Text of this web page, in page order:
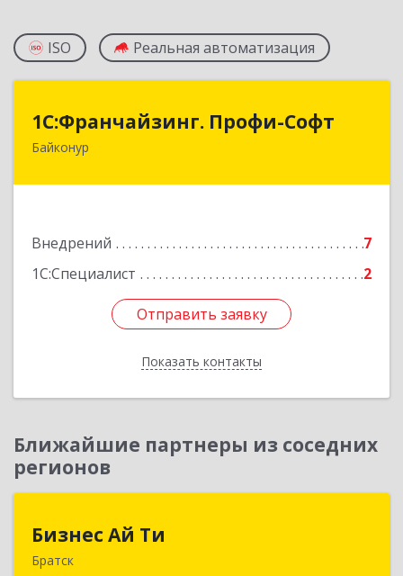
ISO Реальная автоматизация
1С:Франчайзинг. Профи-Софт
Байконур
Внедрений
7
1С:Специалист
2
Отправить заявку
Показать контакты
1С:Франчайзинг. Профи-Софт
468320, Байконур г, Ленина ул, дом № 10,
Отправить заявку
Назад
Ближайшие партнеры из соседних
регионов
Бизнес Ай Ти
Братск
665717, Иркутская обл, Братск г, Центральный